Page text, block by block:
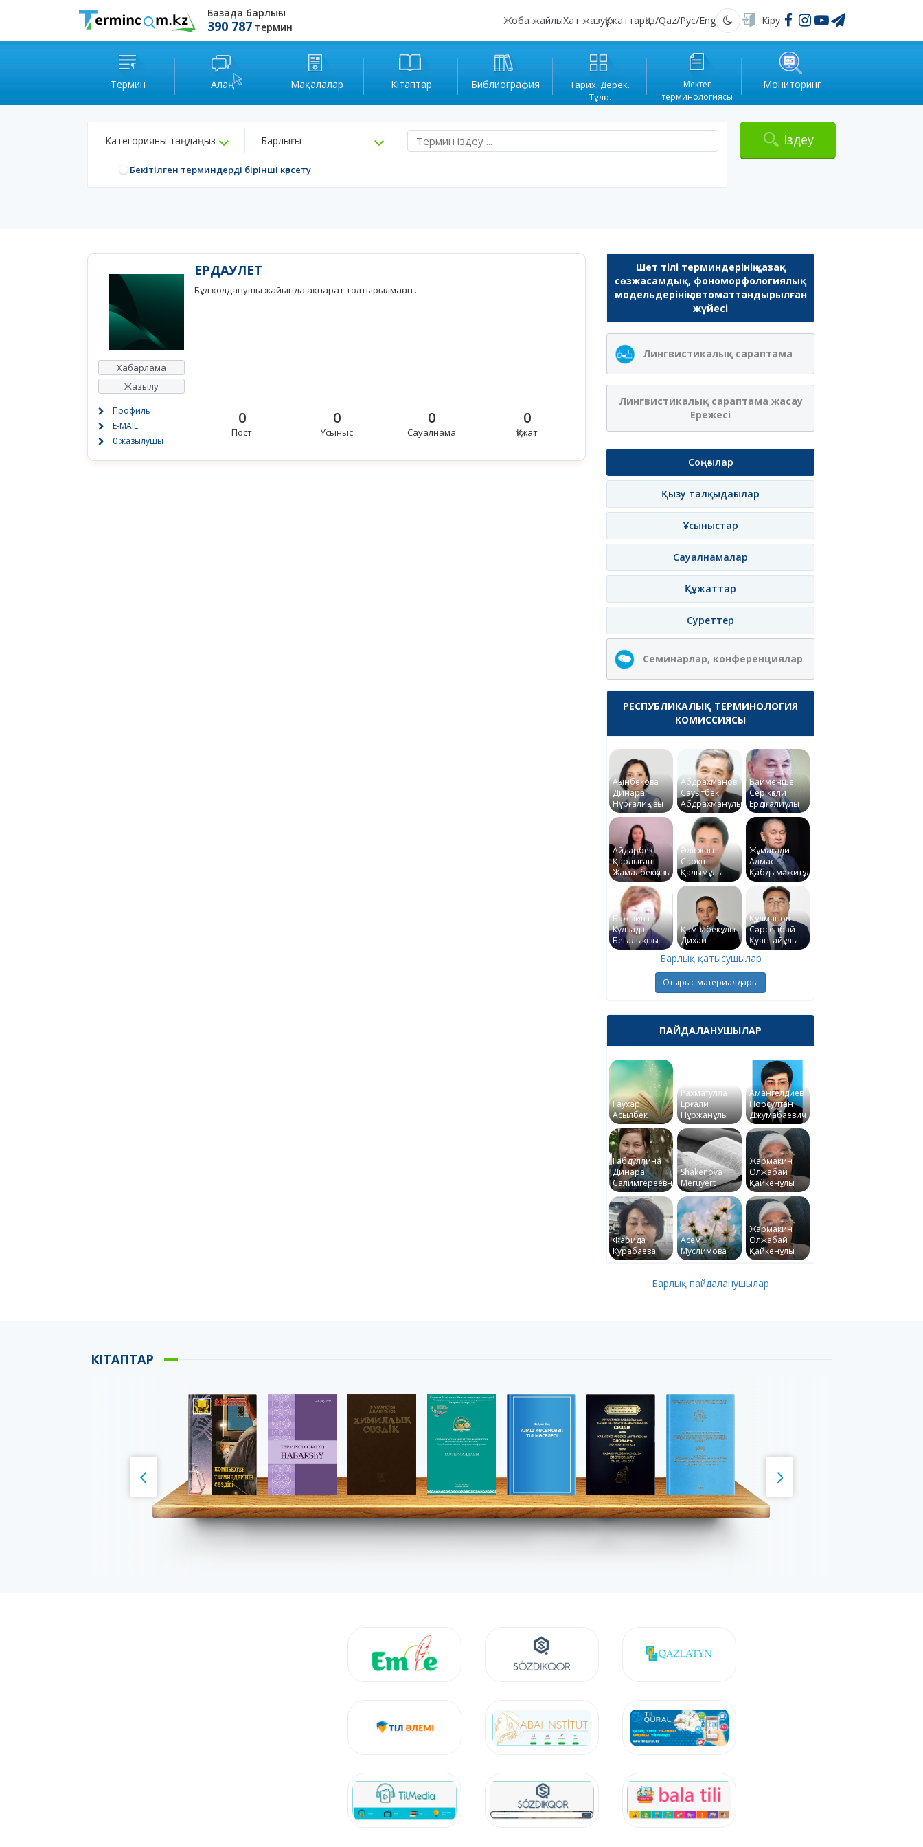
Базада барлығы
390 787 термин
Жоба жайлыХат жазуҚұжаттарҚаз/Qaz/Рус/Eng Қараңғы Кіру
Термин Алаң Мақалалар Кітаптар Библиография
Тарих. Дерек.
Тұлға.
Мектеп
терминологиясы
Мониторинг
Категорияны таңдаңыз Барлығы
Бекітілген терминдерді бірінші көрсету
Іздеу
Хабарлама
Жазылу
Профиль
E-MAIL
0 жазылушы
ЕРДАУЛЕТ
Бұл қолданушы жайында ақпарат толтырылмаған ...
0
Пост
0
Ұсыныс
0
Сауалнама
0
Құжат
Шет тілі терминдерінің қазақ
сөзжасамдық, фономорфологиялық
модельдерінің автоматтандырылған
жүйесі
Лингвистикалық сараптама
Лингвистикалық сараптама жасау
Ережесі
Соңғылар
Қызу талқыдағылар
Ұсыныстар
Сауалнамалар
Құжаттар
Суреттер
Семинарлар, конференциялар
РЕСПУБЛИКАЛЫҚ ТЕРМИНОЛОГИЯ
КОМИССИЯСЫ
Ақынбекова
Динара
Нұрғалиқызы
Абдрахманов
Сауытбек
Абдрахманұлы
Байменше
Серікқали
Ердіғалиұлы
Айдарбек
Қарлығаш
Жамалбекқызы
Әлісжан
Сарқыт
Қалымұлы
Жұмағали
Алмас
Қабдымәжитұлы
Бажықова
Күлзада
Бегалықызы
Қамзабекұлы
Дихан
Құлманов
Сәрсенбай
Қуантайұлы
Барлық қатысушылар
Отырыс материалдары
ПАЙДАЛАНУШЫЛАР
Гаухар
Асылбек
Рахматулла
Ерғали
Нұржанұлы
Амангелдиев
Норсултан
Джумабаевич
Габдуллина
Динара
Салимгереевна
Shakenova
Meruyert
Жармакин
Олжабай
Қайкенұлы
Фарида
Курабаева
Асем
Муслимова
Жармакин
Олжабай
Қайкенұлы
Барлық пайдаланушылар
КІТАПТАР